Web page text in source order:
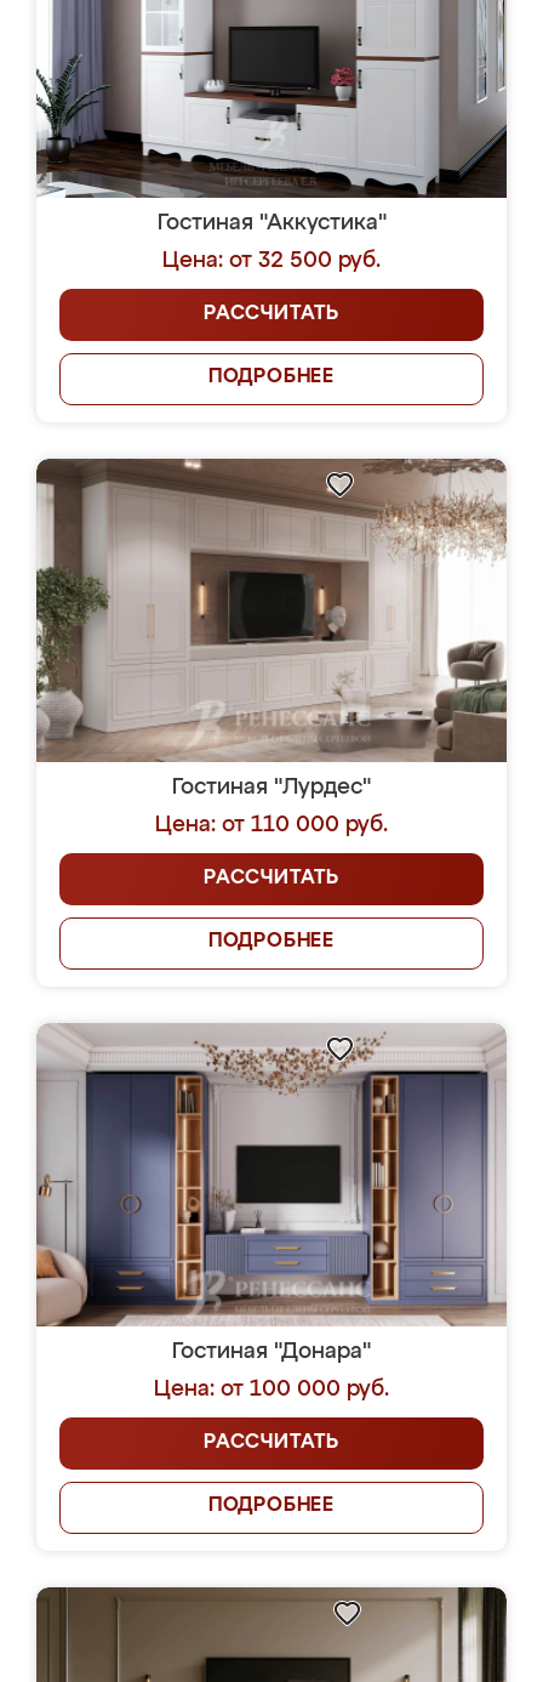
Гостиная "Аккустика"
Цена: от 32 500 руб.
РАССЧИТАТЬ
ПОДРОБНЕЕ
Гостиная "Лурдес"
Цена: от 110 000 руб.
РАССЧИТАТЬ
ПОДРОБНЕЕ
Гостиная "Донара"
Цена: от 100 000 руб.
РАССЧИТАТЬ
ПОДРОБНЕЕ